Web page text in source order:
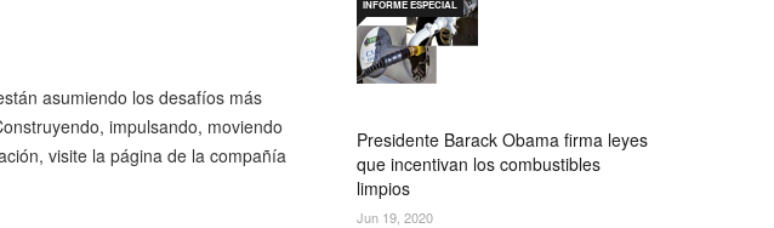
asumiendo los desafíos más
impulsando, moviendo
visite la página de la compañía
Presidente Barack Obama firma leyes
que incentivan los combustibles
limpios
INFORME ESPECIAL
Jun 19, 2020